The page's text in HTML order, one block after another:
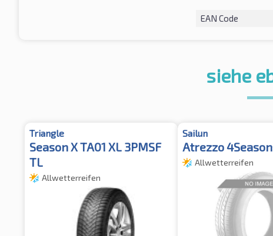
EAN Code
siehe
Triangle
Season X TA01 XL 3PMSF
TL
Allwetterreifen
Sailun
Atrezzo
Allwetterreifen